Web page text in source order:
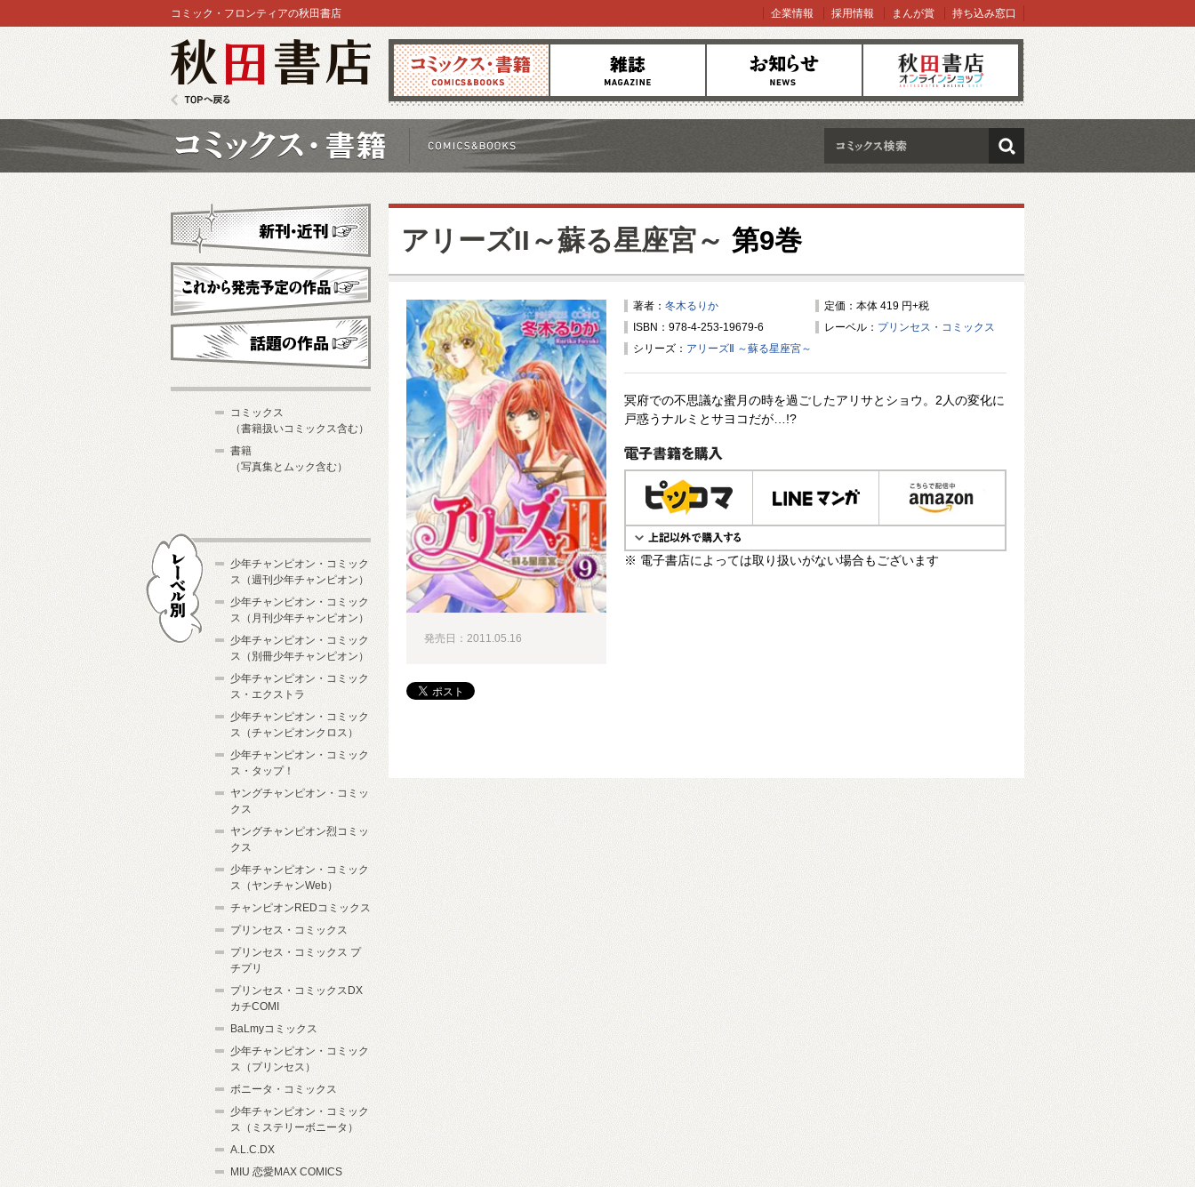
コミックス 雑誌 お知らせ オンラインショップ
コミック・フロンティアの秋田書店 企業情報 採用情報 まんが賞 持ち込み窓口
検索
アリーズII～蘇る星座宮～ 第9巻
著者： 冬木るりか
定価：本体 419 円+税
ISBN：978-4-253-19679-6
レーベル： プリンセス・コミックス
シリーズ： アリーズⅡ ～蘇る星座宮～
冥府での不思議な蜜月の時を過ごしたアリサとショウ。2人の変化に
戸惑うナルミとサヨコだが…!?
電子書籍で購入
※ 電子書店によっては取り扱いがない場合もございます
発売日：2011.05.16
新刊・近刊
これから発売予定
コミックス
（書籍扱いコミックス含む）
書籍
（写真集とムック含む）
少年チャンピオン・コミック
ス（週刊少年チャンピオン）
少年チャンピオン・コミック
ス（月刊少年チャンピオン）
少年チャンピオン・コミック
ス（別冊少年チャンピオン）
少年チャンピオン・コミック
ス・エクストラ
少年チャンピオン・コミック
ス（チャンピオンクロス）
少年チャンピオン・コミック
ス・タップ！
ヤングチャンピオン・コミッ
クス
ヤングチャンピオン烈コミッ
クス
少年チャンピオン・コミック
ス（ヤンチャンWeb）
チャンピオンREDコミックス
プリンセス・コミックス
プリンセス・コミックス プ
チプリ
プリンセス・コミックスDX
カチCOMI
BaLmyコミックス
少年チャンピオン・コミック
ス（プリンセス）
ボニータ・コミックス
少年チャンピオン・コミック
ス（ミステリーボニータ）
A.L.C.DX
MIU 恋愛MAX COMICS